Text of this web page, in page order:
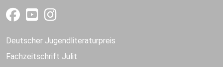
Deutscher Jugendliteraturpreis
Fachzeitschrift Julit